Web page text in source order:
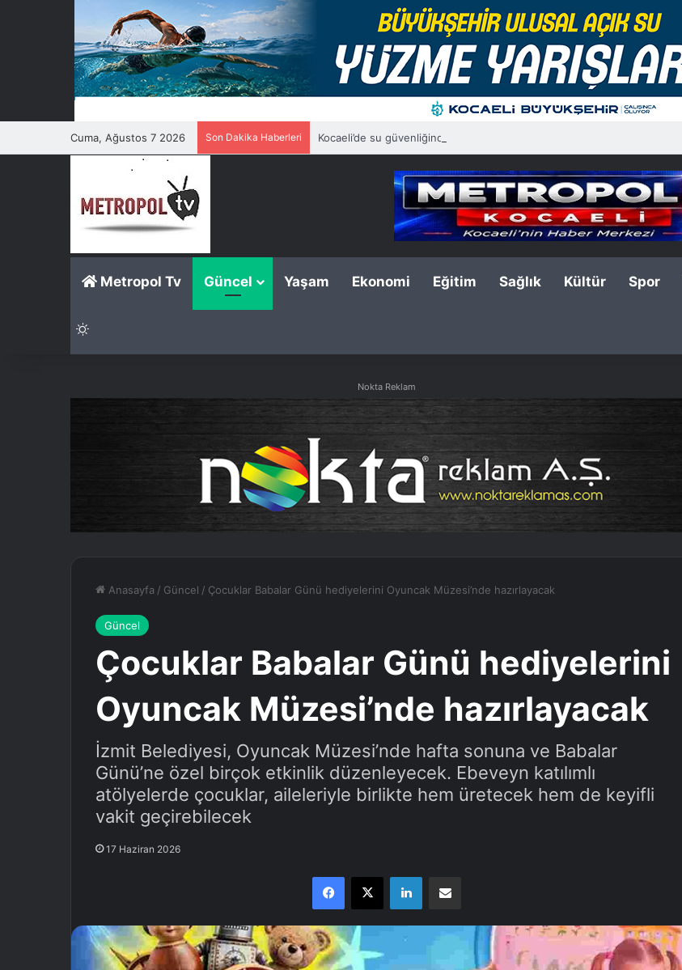
Cuma, Ağustos 7 2026 Son Dakika Haberleri Kocaeli’de su güvenliğinde yeni dönem
Metropol Tv Güncel Yaşam Ekonomi Eğitim Sağlık Kültür Spor
Nokta Reklam
Anasayfa / Güncel / Çocuklar Babalar Günü hediyelerini Oyuncak Müzesi’nde hazırlayacak
Güncel
Çocuklar Babalar Günü hediyelerini
Oyuncak Müzesi’nde hazırlayacak
İzmit Belediyesi, Oyuncak Müzesi’nde hafta sonuna ve Babalar
Günü’ne özel birçok etkinlik düzenleyecek. Ebeveyn katılımlı
atölyelerde çocuklar, aileleriyle birlikte hem üretecek hem de keyifli
vakit geçirebilecek
17 Haziran 2026